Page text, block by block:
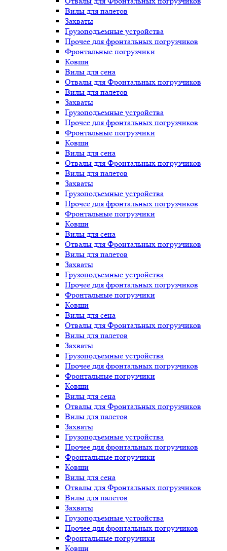
Вилы для палетов
Захваты
Грузоподъемные устройства
Прочее для фронтальных погрузчиков
Фронтальные погрузчики
Ковши
Вилы для сена
Отвалы для Фронтальных погрузчиков
Вилы для палетов
Захваты
Грузоподъемные устройства
Прочее для фронтальных погрузчиков
Фронтальные погрузчики
Ковши
Вилы для сена
Отвалы для Фронтальных погрузчиков
Вилы для палетов
Захваты
Грузоподъемные устройства
Прочее для фронтальных погрузчиков
Фронтальные погрузчики
Ковши
Вилы для сена
Отвалы для Фронтальных погрузчиков
Вилы для палетов
Захваты
Грузоподъемные устройства
Прочее для фронтальных погрузчиков
Фронтальные погрузчики
Ковши
Вилы для сена
Отвалы для Фронтальных погрузчиков
Вилы для палетов
Захваты
Грузоподъемные устройства
Прочее для фронтальных погрузчиков
Фронтальные погрузчики
Ковши
Вилы для сена
Отвалы для Фронтальных погрузчиков
Вилы для палетов
Захваты
Грузоподъемные устройства
Прочее для фронтальных погрузчиков
Фронтальные погрузчики
Ковши
Вилы для сена
Отвалы для Фронтальных погрузчиков
Вилы для палетов
Захваты
Грузоподъемные устройства
Прочее для фронтальных погрузчиков
Фронтальные погрузчики
Ковши